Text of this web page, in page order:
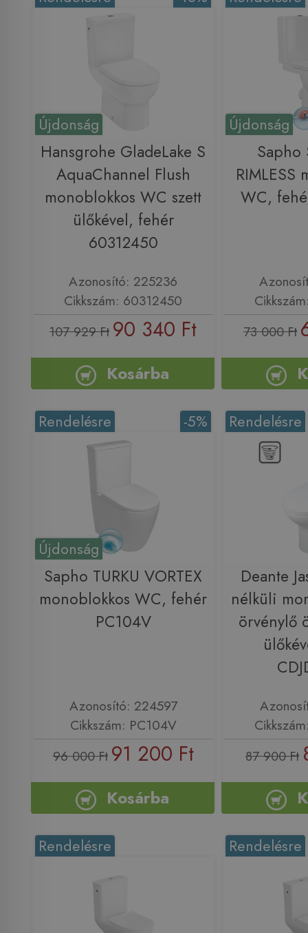
Újdonság
Hansgrohe GladeLake S
AquaChannel Flush
monoblokkos WC szett
ülőkével, fehér
60312450
Azonosító: 225236
Cikkszám: 60312450
107 929 Ft 90 340 Ft
Kosárba
Újdonság
Sapho
RIMLESS
WC,
73 000 Ft
Újdonság
-5%
Rendelésre
Sapho TURKU VORTEX
monoblokkos WC, fehér
PC104V
Azonosító: 224597
Cikkszám: PC104V
96 000 Ft 91 200 Ft
Kosárba
Rendelésre
Deante
nélküli
örvénylő
87 900 Ft
Rendelésre Rendelésre